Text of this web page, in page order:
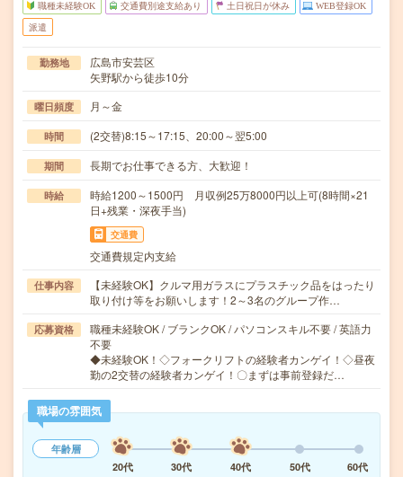
職種未経験OK 交通費別途支給あり 土日祝日が休み WEB登録OK
派遣
勤務地
広島市安芸区
矢野駅から徒歩10分
曜日頻度 月～金
時間 (2交替)8:15～17:15、20:00～翌5:00
期間 長期でお仕事できる方、大歓迎！
時給
時給1200～1500円 月収例25万8000円以上可(8時間×21
日+残業・深夜手当)
交通費
交通費規定内支給
仕事内容
【未経験OK】クルマ用ガラスにプラスチック品をはったり
取り付け等をお願いします！2～3名のグループ作…
応募資格
職種未経験OK / ブランクOK / パソコンスキル不要 / 英語力
不要
◆未経験OK！◇フォークリフトの経験者カンゲイ！◇昼夜
勤の2交替の経験者カンゲイ！〇まずは事前登録だ…
職場の雰囲気
年齢層
20代
30代 40代 50代 60代